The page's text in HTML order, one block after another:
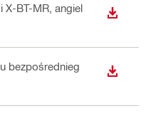
X-BT-MR , angiel
bezpośrednieg